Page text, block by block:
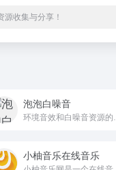
源收集与分享！
泡泡白噪音
小柚音乐在线音乐